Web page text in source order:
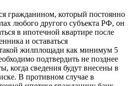
гражданином, который постоянно
любого другого субъекта РФ, он
в ипотечной квартире после
и оставаться
жилплощади как минимум 5
подтвердить не позднее
когда сведения будут внесены в
В противном случае в